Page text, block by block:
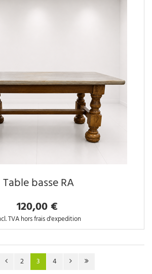
Table basse RA
120,00 €
TVA hors frais d'expedition
2 3 4